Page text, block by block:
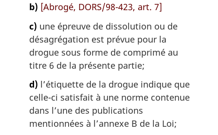
b) [Abrogé, DORS/98-423, art. 7]
c) une épreuve de dissolution ou de
désagrégation est prévue pour la
drogue sous forme de comprimé au
titre 6 de la présente partie;
d) l’étiquette de la drogue indique que
celle-ci satisfait à une norme contenue
dans l’une des publications
mentionnées à l’annexe B de la Loi;